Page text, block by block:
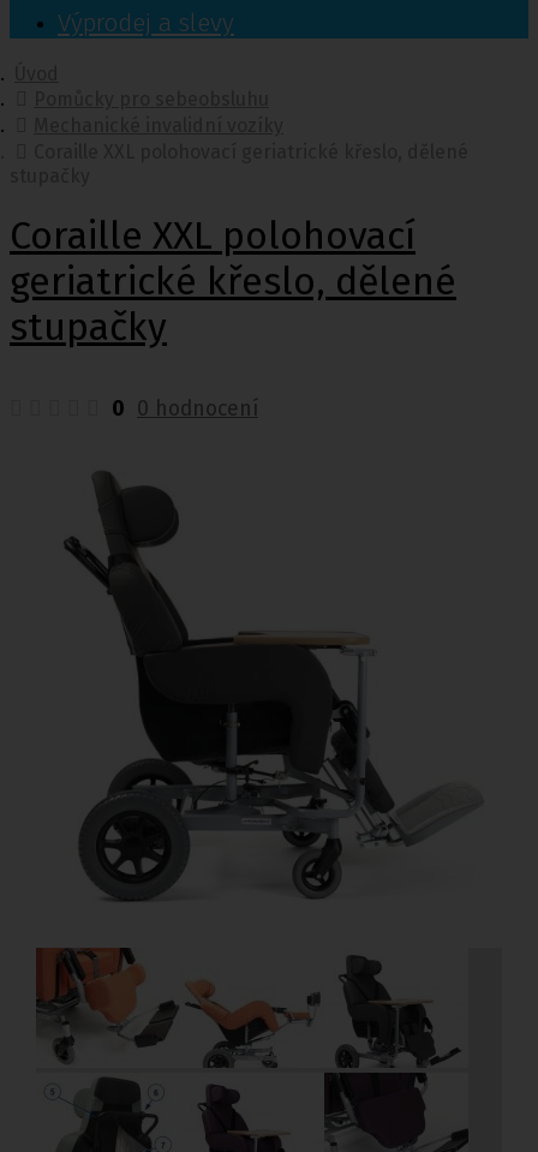
Výprodej a slevy
Coraille XXL polohovací
geriatrické křeslo, dělené
stupačky
0 0 hodnocení